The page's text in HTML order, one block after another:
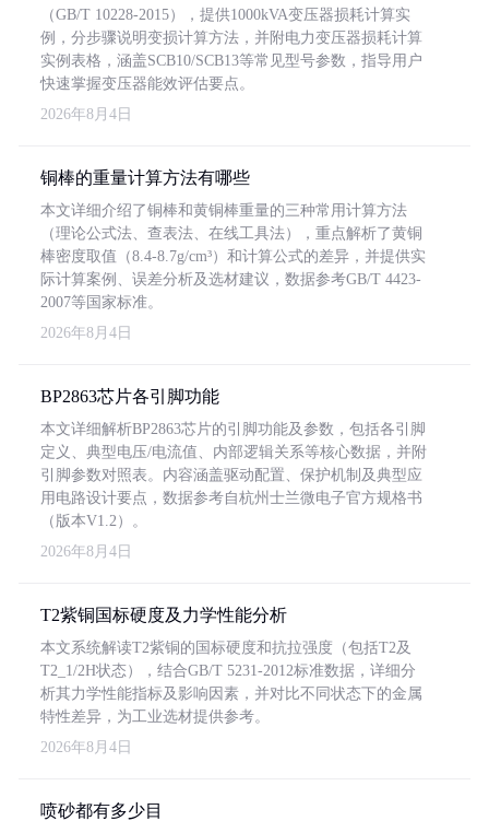
（GB/T 10228-2015），提供1000kVA变压器损耗计算实
例，分步骤说明变损计算方法，并附电力变压器损耗计算
实例表格，涵盖SCB10/SCB13等常见型号参数，指导用户
快速掌握变压器能效评估要点。
2026年8月4日
铜棒的重量计算方法有哪些
本文详细介绍了铜棒和黄铜棒重量的三种常用计算方法
（理论公式法、查表法、在线工具法），重点解析了黄铜
棒密度取值（8.4-8.7g/cm³）和计算公式的差异，并提供实
际计算案例、误差分析及选材建议，数据参考GB/T 4423-
2007等国家标准。
2026年8月4日
BP2863芯片各引脚功能
本文详细解析BP2863芯片的引脚功能及参数，包括各引脚
定义、典型电压/电流值、内部逻辑关系等核心数据，并附
引脚参数对照表。内容涵盖驱动配置、保护机制及典型应
用电路设计要点，数据参考自杭州士兰微电子官方规格书
（版本V1.2）。
2026年8月4日
T2紫铜国标硬度及力学性能分析
本文系统解读T2紫铜的国标硬度和抗拉强度（包括T2及
T2_1/2H状态），结合GB/T 5231-2012标准数据，详细分
析其力学性能指标及影响因素，并对比不同状态下的金属
特性差异，为工业选材提供参考。
2026年8月4日
喷砂都有多少目